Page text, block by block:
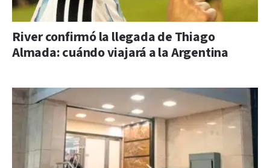
River confirmó la llegada de Thiago
Almada: cuándo viajará a la Argentina